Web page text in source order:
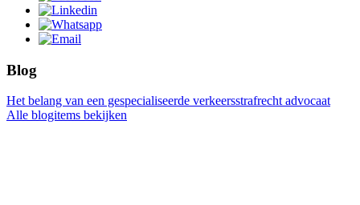
Blog
Het belang van een gespecialiseerde verkeersstrafrecht advocaat
Alle blogitems bekijken